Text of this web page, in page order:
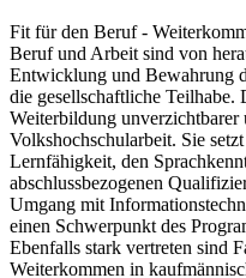
Fit für den Beruf -
Beruf und Arbeit sind von
Entwicklung und Bewahrung
die gesellschaftliche Teilhabe.
Weiterbildung unverzichtbarer
Volkshochschularbeit. Sie
Lernfähigkeit, den
abschlussbezogenen
Umgang mit
einen Schwerpunkt des
Ebenfalls stark vertreten sind
Weiterkommen in